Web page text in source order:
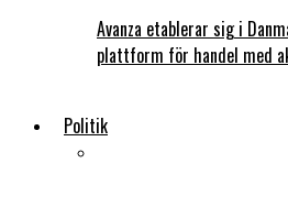
Avanza etablerar sig i
plattform för handel med
Politik